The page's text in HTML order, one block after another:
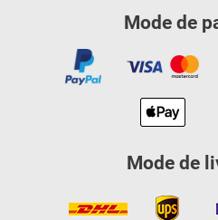
Mode de
Mode de